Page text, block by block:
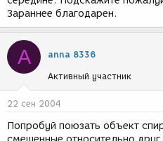
Зараннее благодарен.
A anna 8336
Активный участник
22 сен 2004
Попробуй поюзать объект